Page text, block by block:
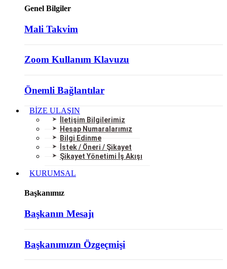
Genel Bilgiler
Mali Takvim
Zoom Kullanım Klavuzu
Önemli Bağlantılar
BİZE ULAŞIN
İletişim Bilgilerimiz
Hesap Numaralarımız
Bilgi Edinme
İstek / Öneri / Şikayet
Şikayet Yönetimi İş Akışı
KURUMSAL
Başkanımız
Başkanın Mesajı
Başkanımızın Özgeçmişi